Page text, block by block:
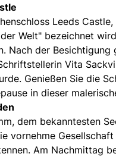
Leeds Castle,
Welt" bezeichnet
Nach der
Vita
Genießen Sie die
in dieser
dem bekanntesten
vornehme
Am Nachmittag